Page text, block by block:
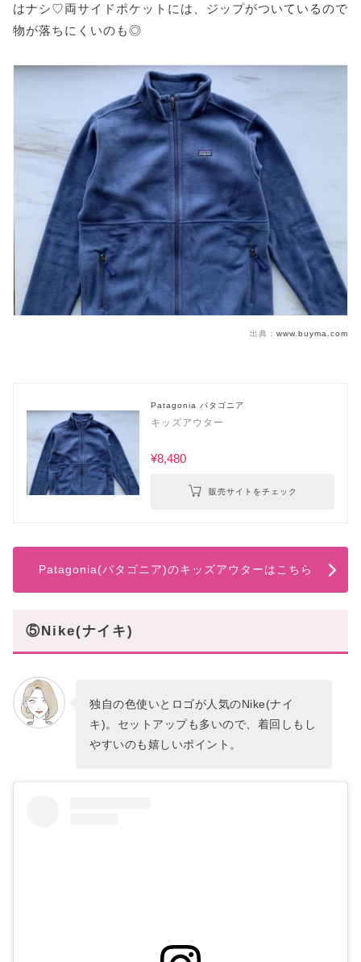
はナシ♡両サイドポケットには、ジップがついているので
物が落ちにくいのも◎
出典： www.buyma.com
Patagonia パタゴニア
キッズアウター
¥8,480
販売サイトをチェック
Patagonia(パタゴニア)のキッズアウターはこちら
⑤Nike(ナイキ)
独自の色使いとロゴが人気のNike(ナイ
キ)。セットアップも多いので、着回しもし
やすいのも嬉しいポイント。